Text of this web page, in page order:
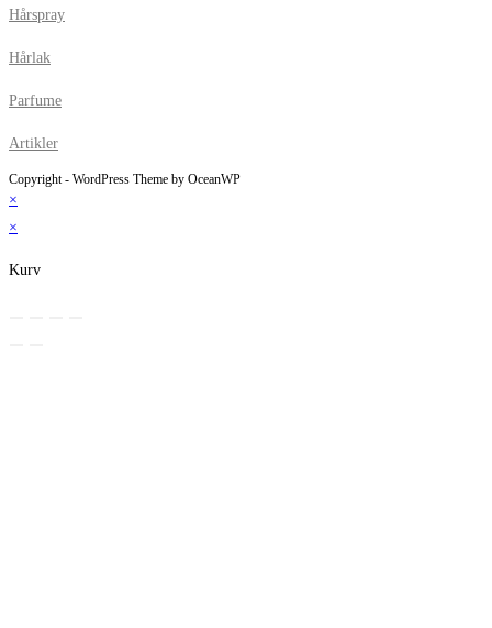
Hårspray
Hårlak
Parfume
Artikler
Copyright - WordPress Theme by OceanWP
×
×
Kurv